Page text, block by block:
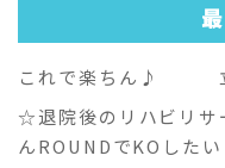
これで楽ちん♪ 立
☆退院後のリハビリ
んROUNDでKOしたい